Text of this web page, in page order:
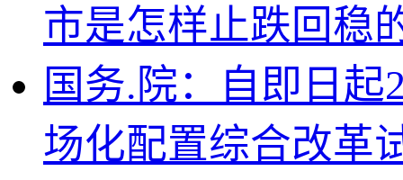
市是怎样止跌回稳
国务.院：自即日
场化配置综合改革